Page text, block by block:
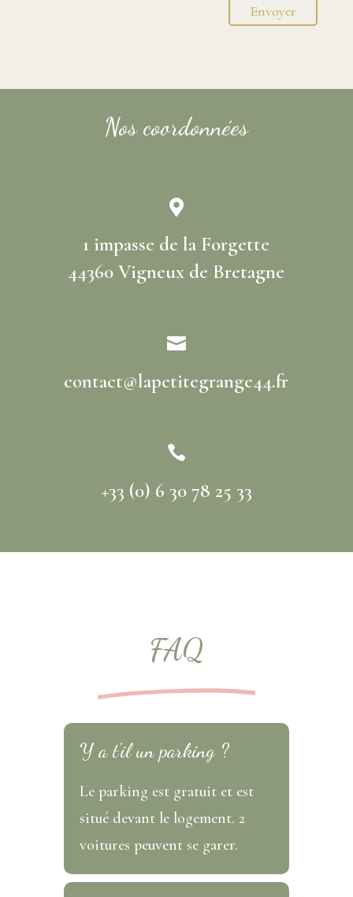
Envoyer
Nos coordonnées

1 impasse de la Forgette
44360 Vigneux de Bretagne

contact@lapetitegrange44.fr

+33 (0) 6 30 78 25 33
FAQ
Y a t'il un parking ?
Le parking est gratuit et est
situé devant le logement. 2
voitures peuvent se garer.